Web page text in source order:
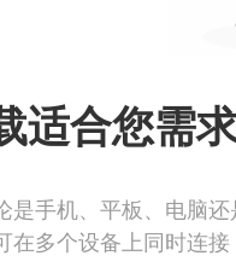
适合您需
手机、平板、电脑还
多个设备上同时连接